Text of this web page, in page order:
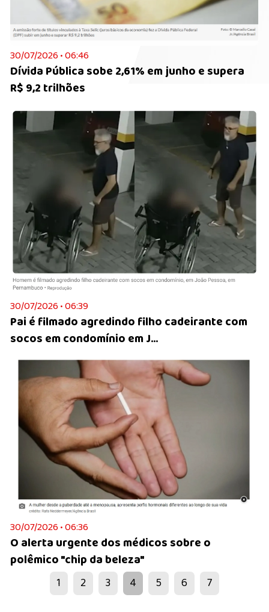
30/07/2026 • 06:46
Dívida Pública sobe 2,61% em junho e supera
R$ 9,2 trilhões
30/07/2026 • 06:39
Pai é filmado agredindo filho cadeirante com
socos em condomínio em J...
30/07/2026 • 06:36
O alerta urgente dos médicos sobre o
polêmico "chip da beleza"
1 2 3 4 5 6 7